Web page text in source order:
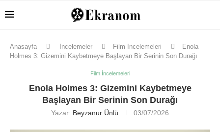
Anasayfa İncelemeler Film İncelemeleri
Enola
Holmes 3: Gizemini Kaybetmeye Başlayan Bir Serinin Son Durağı
Film İncelemeleri
Enola Holmes 3: Gizemini Kaybetmeye
Başlayan Bir Serinin Son Durağı
Yazar: Beyzanur Ünlü 03/07/2026